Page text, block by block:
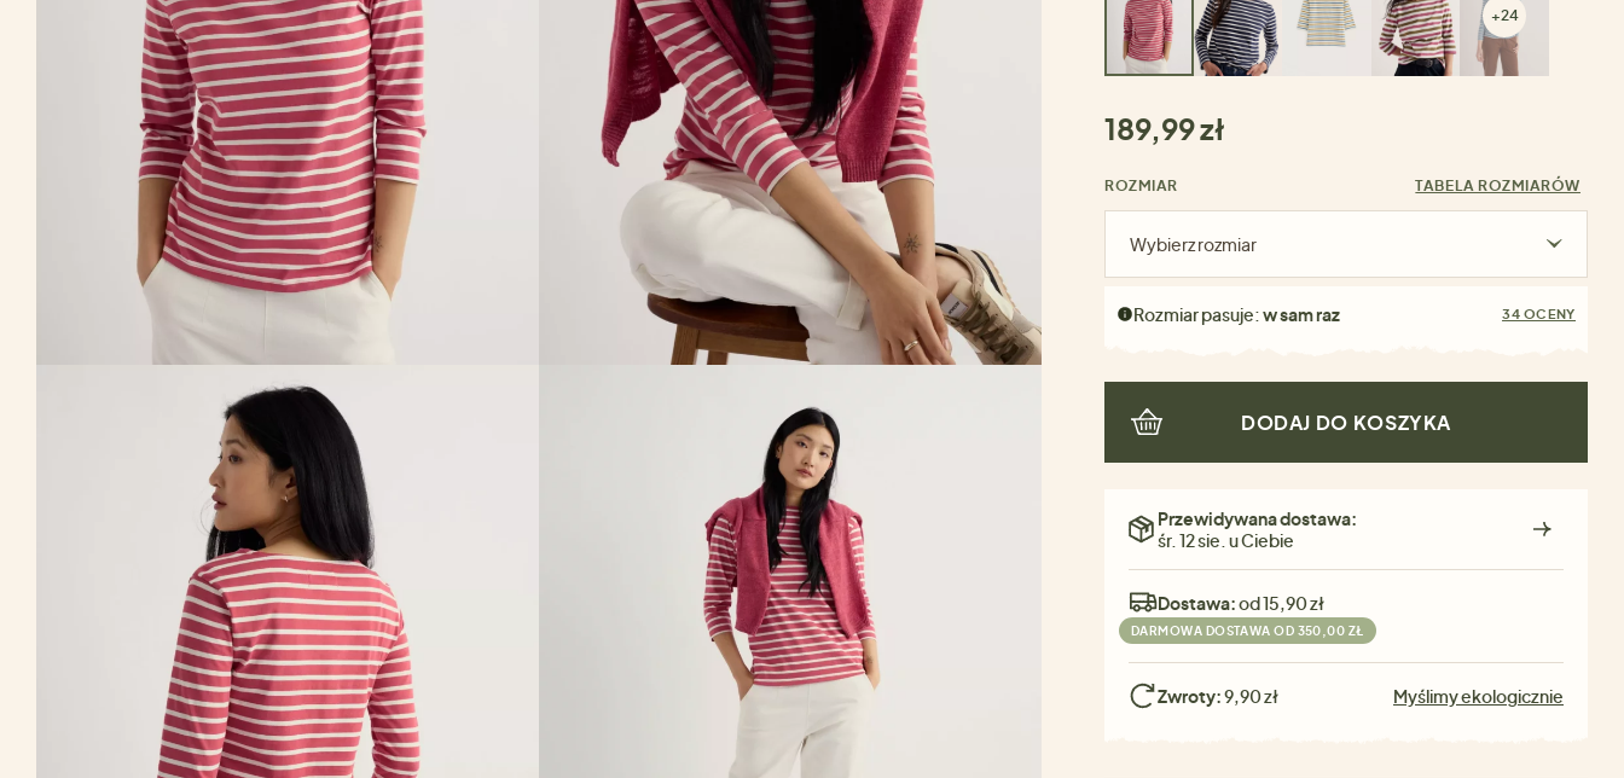
+24
189,99 zł
ROZMIAR TABELA ROZMIARÓW
Wybierz rozmiar
Rozmiar pasuje:w sam raz 34 OCENY
DODAJ DO KOSZYKA
Przewidywana dostawa:
śr. 12 sie. u Ciebie
Dostawa:od 15,90 zł
DARMOWA DOSTAWA OD 350,00 ZŁ
Zwroty:9,90 zł Myślimy ekologicznie